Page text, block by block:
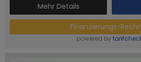
Mehr Details
Finanzierungs-
powered by